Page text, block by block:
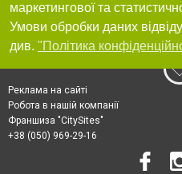
маркетингової та
Умови обробки даних
див. "Політика
Реклама на сайті
Робота в нашій компанії
Франшиза "CitySites"
+38 (050) 969-29-16